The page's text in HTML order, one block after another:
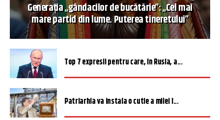
Generația „gândacilor de bucătărie”: „Cel mai
mare partid din lume. Puterea tineretului”
Top 7 expresii pentru care, în Rusia, a...
Patriarhia va instala o cutie a milei î...